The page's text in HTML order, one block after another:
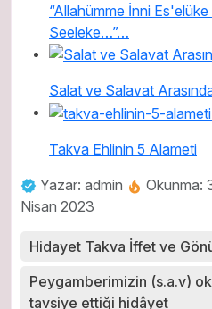
“Allahümme İnni
Seeleke…”…
Salat ve Salavat
Takva Ehlinin 5 Alameti
Yazar: admin
Okunma:
Nisan 2023
Hidayet Takva İffet ve
Peygamberimizin (s.a.v)
tavsiye ettiği hidâyet